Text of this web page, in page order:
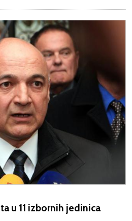
u 11 izbornih jedinica